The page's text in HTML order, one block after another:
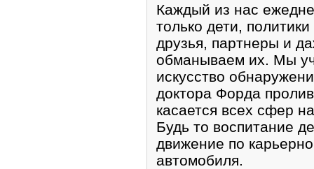
Каждый из нас
только дети,
друзья, партнеры и
обманываем их. Мы
искусство
доктора Форда
касается всех сфер
Будь то воспитание
движение по
автомобиля.